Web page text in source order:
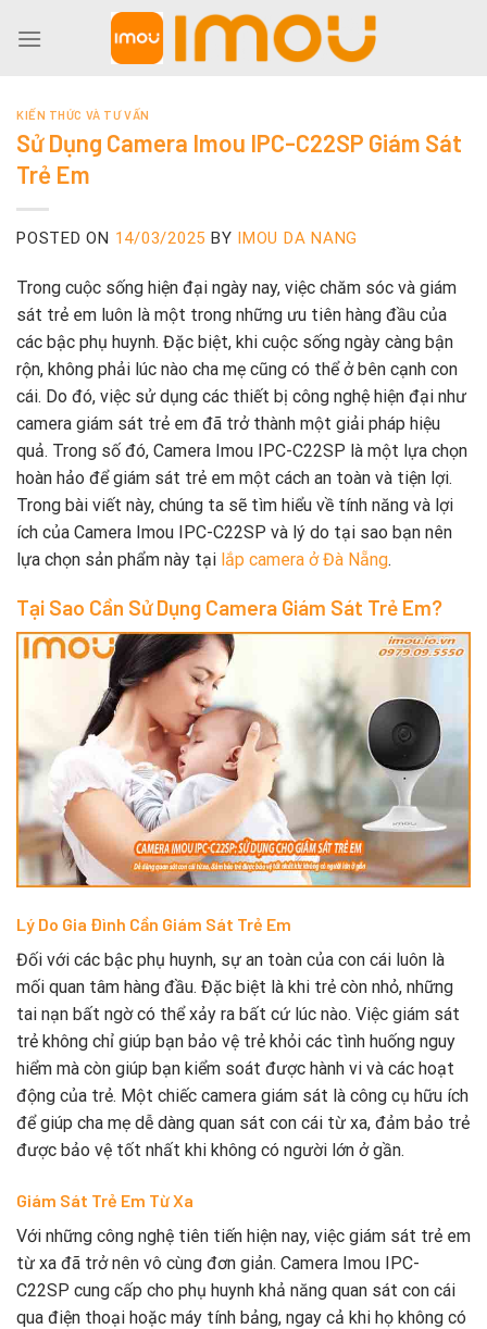
KIẾN THỨC VÀ TƯ VẤN
Sử Dụng Camera Imou IPC-C22SP Giám Sát
Trẻ Em
POSTED ON 14/03/2025 BY IMOU DA NANG
Trong cuộc sống hiện đại ngày nay, việc chăm sóc và giám
sát trẻ em luôn là một trong những ưu tiên hàng đầu của
các bậc phụ huynh. Đặc biệt, khi cuộc sống ngày càng bận
rộn, không phải lúc nào cha mẹ cũng có thể ở bên cạnh con
cái. Do đó, việc sử dụng các thiết bị công nghệ hiện đại như
camera giám sát trẻ em đã trở thành một giải pháp hiệu
quả. Trong số đó, Camera Imou IPC-C22SP là một lựa chọn
hoàn hảo để giám sát trẻ em một cách an toàn và tiện lợi.
Trong bài viết này, chúng ta sẽ tìm hiểu về tính năng và lợi
ích của Camera Imou IPC-C22SP và lý do tại sao bạn nên
lựa chọn sản phẩm này tại lắp camera ở Đà Nẵng.
Tại Sao Cần Sử Dụng Camera Giám Sát Trẻ Em?
Lý Do Gia Đình Cần Giám Sát Trẻ Em
Đối với các bậc phụ huynh, sự an toàn của con cái luôn là
mối quan tâm hàng đầu. Đặc biệt là khi trẻ còn nhỏ, những
tai nạn bất ngờ có thể xảy ra bất cứ lúc nào. Việc giám sát
trẻ không chỉ giúp bạn bảo vệ trẻ khỏi các tình huống nguy
hiểm mà còn giúp bạn kiểm soát được hành vi và các hoạt
động của trẻ. Một chiếc camera giám sát là công cụ hữu ích
để giúp cha mẹ dễ dàng quan sát con cái từ xa, đảm bảo trẻ
được bảo vệ tốt nhất khi không có người lớn ở gần.
Giám Sát Trẻ Em Từ Xa
Với những công nghệ tiên tiến hiện nay, việc giám sát trẻ em
từ xa đã trở nên vô cùng đơn giản. Camera Imou IPC-
C22SP cung cấp cho phụ huynh khả năng quan sát con cái
qua điện thoại hoặc máy tính bảng, ngay cả khi họ không có